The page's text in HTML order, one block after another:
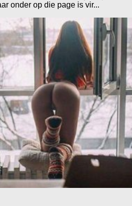
onder op die page is vir...